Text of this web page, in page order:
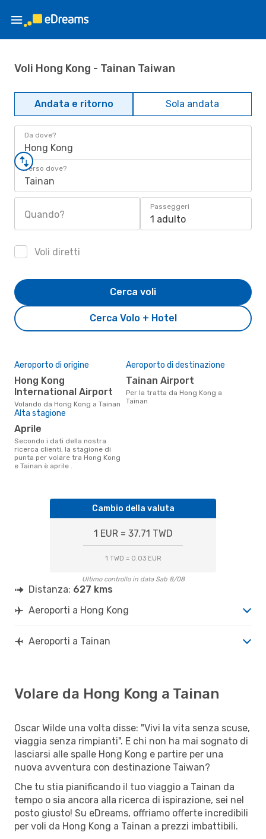
Voli Hong Kong - Tainan Taiwan
Andata e ritorno Sola andata
Da dove?
Hong Kong
Verso dove?
Tainan
Quando?
Passeggeri
1 adulto
Voli diretti
Cerca Volo + Hotel
Cerca voli
Aeroporto di origine
Hong Kong
International Airport
Volando da Hong Kong a Tainan
Aeroporto di destinazione
Tainan Airport
Per la tratta da Hong Kong a
Tainan
Alta stagione
aprile
Secondo i dati della nostra
ricerca clienti, la stagione di
punta per volare tra Hong Kong
e Tainan è aprile .
Cambio della valuta
1 EUR = 37.71 TWD
1 TWD = 0.03 EUR
Ultimo controllo in data Sab 8/08
Distanza: 627 kms
Aeroporti a Hong Kong
Aeroporti a Tainan
Volare da Hong Kong a Tainan
Oscar Wilde una volta disse: "Vivi la vita senza scuse,
viaggia senza rimpianti". E chi non ha mai sognato di
lasciarsi alle spalle Hong Kong e partire per una
nuova avventura con destinazione Taiwan?
Che tu stia pianificando il tuo viaggio a Tainan da
tempo o sia ancora alla ricerca di ispirazione, sei nel
posto giusto! Su eDreams, offriamo offerte incredibili
per voli da Hong Kong a Tainan a prezzi imbattibili.